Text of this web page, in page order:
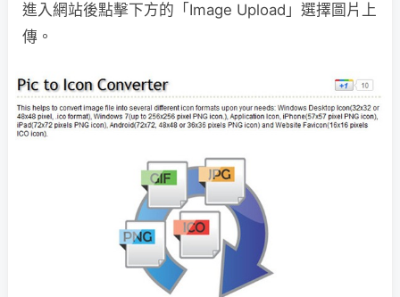
進入網站後點擊下方的「Image Upload」選擇圖片上
傳。